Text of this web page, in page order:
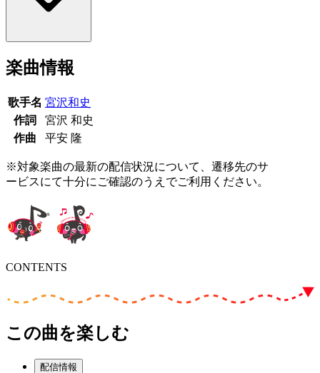
楽曲情報
歌手名 宮沢和史
作詞
宮沢 和史
作曲
平安 隆
※対象楽曲の最新の配信状況について、遷移先のサ
ービスにて十分にご確認のうえでご利用ください。
CONTENTS
この曲を楽しむ
配信情報